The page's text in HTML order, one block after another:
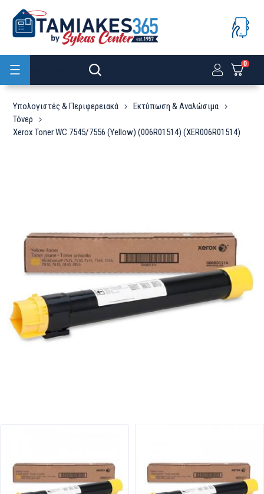
0
Υπολογιστές & Περιφερειακά
Εκτύπωση & Αναλώσιμα
Τόνερ
Xerox Toner WC 7545/7556 (Yellow) (006R01514) (XER006R01514)